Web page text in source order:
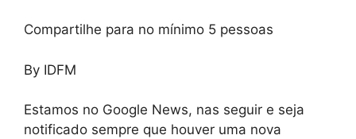
Compartilhe para no mínimo 5 pessoas
By IDFM
Estamos no Google News, nas seguir e seja
notificado sempre que houver uma nova